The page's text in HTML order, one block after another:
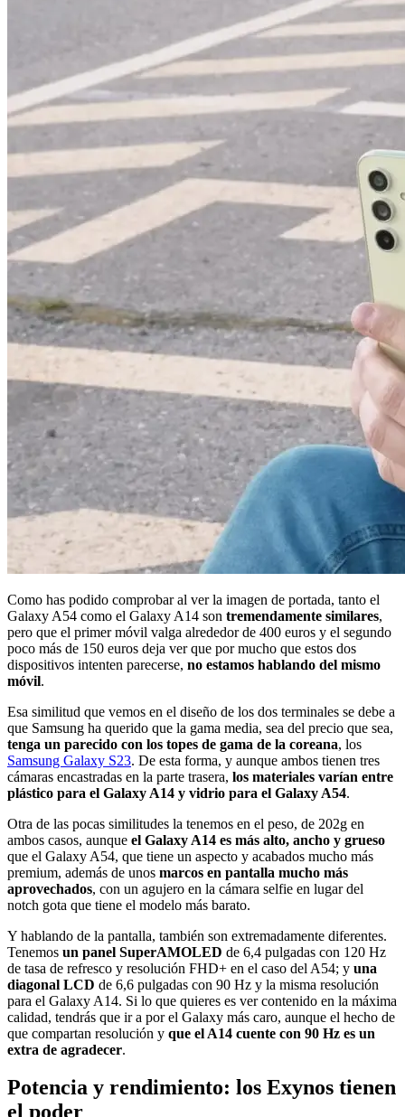
Como has podido comprobar al ver la imagen de portada, tanto el
Galaxy A54 como el Galaxy A14 son tremendamente similares,
pero que el primer móvil valga alrededor de 400 euros y el segundo
poco más de 150 euros deja ver que por mucho que estos dos
dispositivos intenten parecerse, no estamos hablando del mismo
móvil.
Esa similitud que vemos en el diseño de los dos terminales se debe a
que Samsung ha querido que la gama media, sea del precio que sea,
tenga un parecido con los topes de gama de la coreana, los
Samsung Galaxy S23. De esta forma, y aunque ambos tienen tres
cámaras encastradas en la parte trasera, los materiales varían entre
plástico para el Galaxy A14 y vidrio para el Galaxy A54.
Otra de las pocas similitudes la tenemos en el peso, de 202g en
ambos casos, aunque el Galaxy A14 es más alto, ancho y grueso
que el Galaxy A54, que tiene un aspecto y acabados mucho más
premium, además de unos marcos en pantalla mucho más
aprovechados, con un agujero en la cámara selfie en lugar del
notch gota que tiene el modelo más barato.
Y hablando de la pantalla, también son extremadamente diferentes.
Tenemos un panel SuperAMOLED de 6,4 pulgadas con 120 Hz
de tasa de refresco y resolución FHD+ en el caso del A54; y una
diagonal LCD de 6,6 pulgadas con 90 Hz y la misma resolución
para el Galaxy A14. Si lo que quieres es ver contenido en la máxima
calidad, tendrás que ir a por el Galaxy más caro, aunque el hecho de
que compartan resolución y que el A14 cuente con 90 Hz es un
extra de agradecer.
Potencia y rendimiento: los Exynos tienen
el poder